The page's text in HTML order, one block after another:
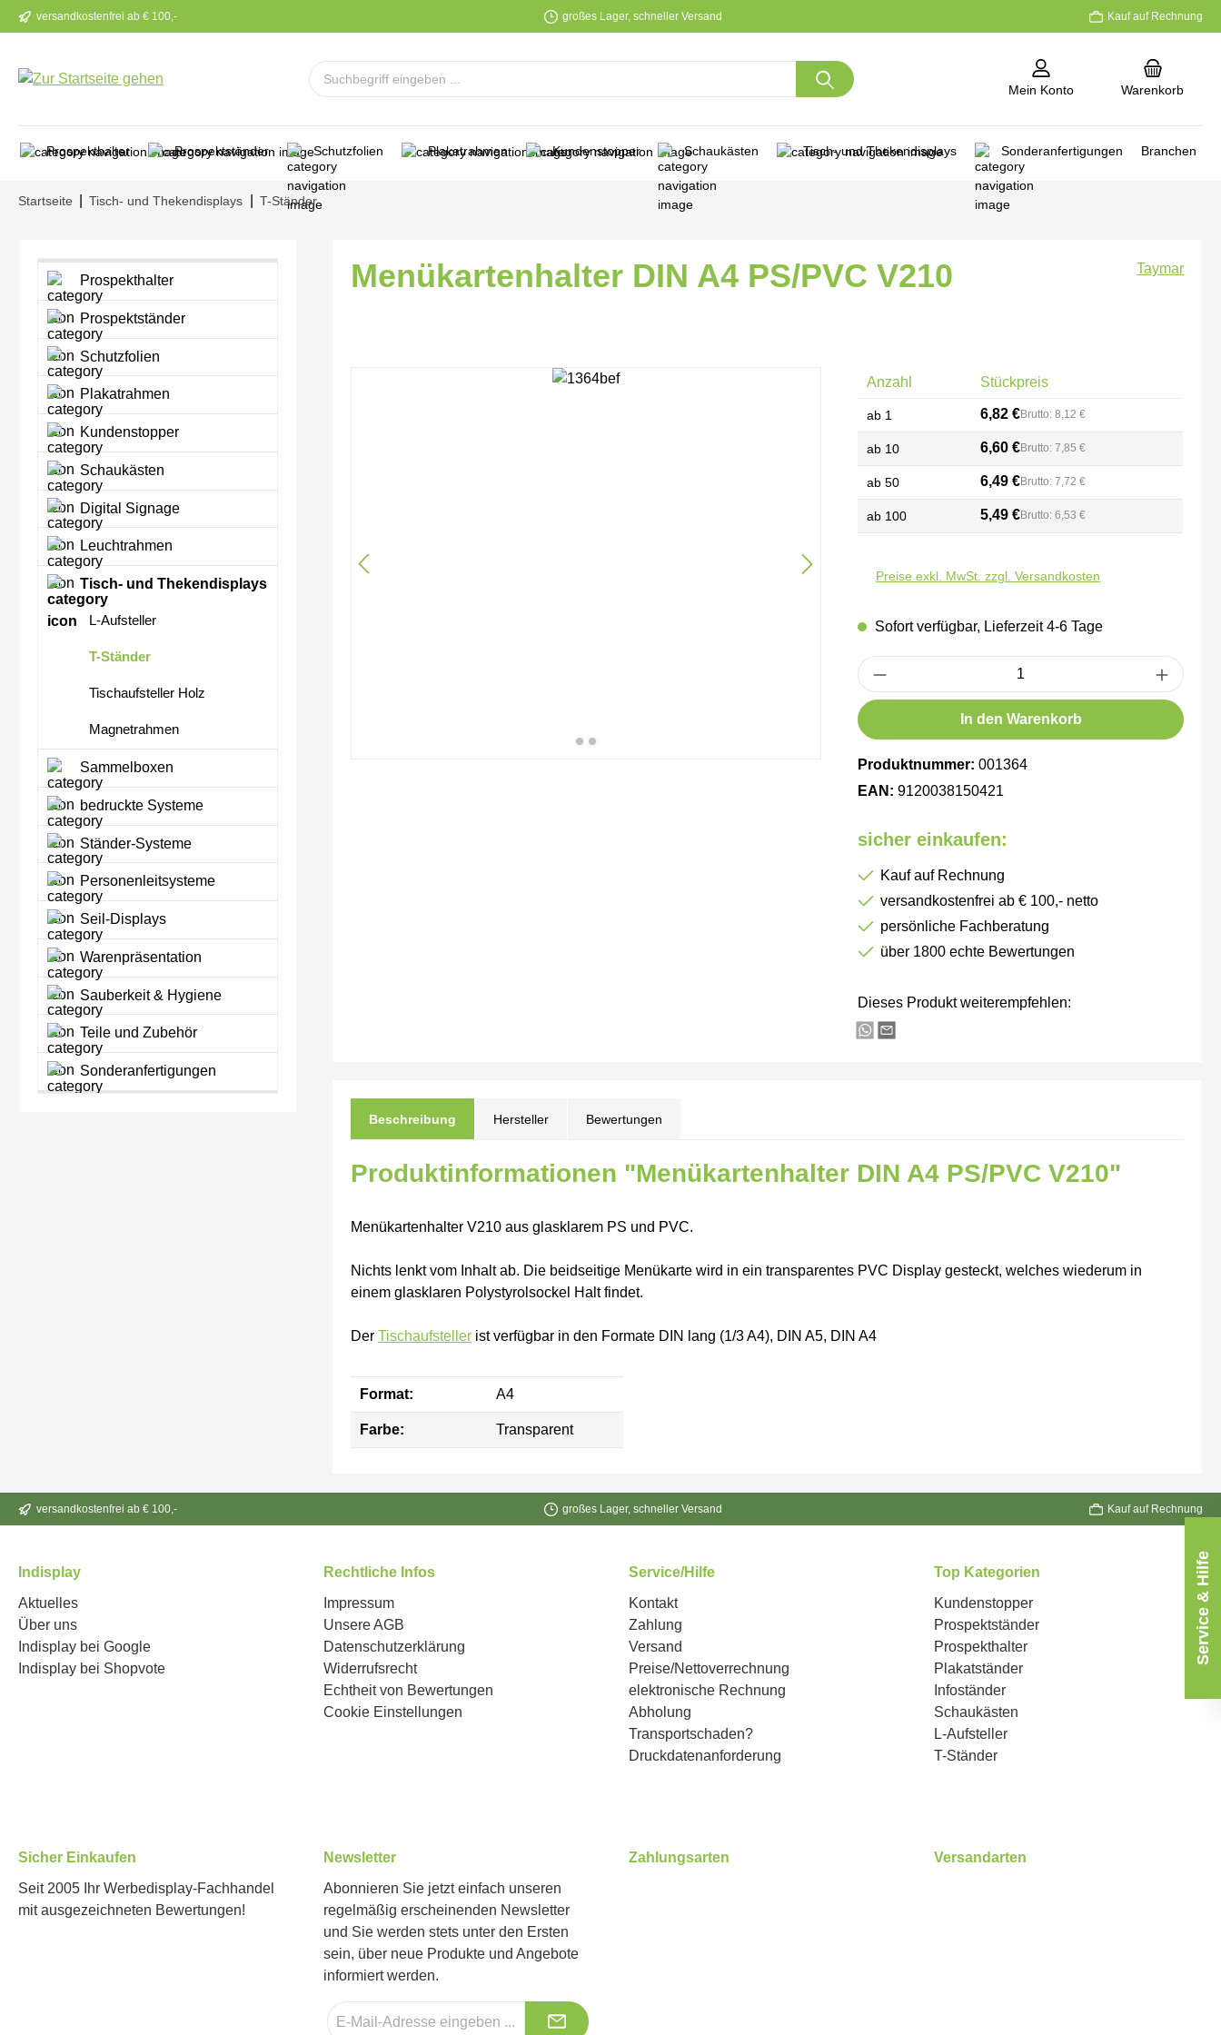
Hauptinhalt springen
Zur Suche springen
Zur Hauptnavigation springen
versandkostenfrei ab € 100,- großes Lager, schneller Versand Kauf auf Rechnung
Mein Konto Warenkorb
Prospekthalter Prospektständer Schutzfolien Plakatrahmen Kundenstopper Schaukästen Tisch- und Thekendisplays Sonderanfertigungen Branchen
Startseite Tisch- und Thekendisplays T-Ständer
Prospekthalter
Prospektständer
Schutzfolien
Plakatrahmen
Kundenstopper
Schaukästen
Digital Signage
Leuchtrahmen
Tisch- und Thekendisplays
L-Aufsteller
T-Ständer
Tischaufsteller Holz
Magnetrahmen
Sammelboxen
bedruckte Systeme
Ständer-Systeme
Personenleitsysteme
Seil-Displays
Warenpräsentation
Sauberkeit & Hygiene
Teile und Zubehör
Sonderanfertigungen
Menükartenhalter DIN A4 PS/PVC V210 Taymar
Anzahl Stückpreis
ab 1 6,82 €Brutto: 8,12 €
ab 10 6,60 €Brutto: 7,85 €
ab50 6,49 €Brutto: 7,72 €
ab 100 5,49 €Brutto: 6,53 €
Preise exkl. MwSt. zzgl. Versandkosten
Sofort verfügbar, Lieferzeit 4-6 Tage
Produkt Anzahl: Gib den gewünschten Wert ein oder benutze die
In den Warenkorb
Produktnummer:001364
EAN:9120038150421
sicher einkaufen:
Kauf auf Rechnung
versandkostenfrei ab € 100,- netto
persönliche Fachberatung
über 1800 echte Bewertungen
Dieses Produkt weiterempfehlen:
Beschreibung Hersteller Bewertungen
Produktinformationen "Menükartenhalter DIN A4 PS/PVC V210"
Menükartenhalter V210 aus glasklarem PS und PVC.
Nichts lenkt vom Inhalt ab. Die beidseitige Menükarte wird in ein transparentes PVC Display gesteckt, welches wiederum in
einem glasklaren Polystyrolsockel Halt findet.
Der Tischaufsteller ist verfügbar in den Formate DIN lang (1/3 A4), DIN A5, DIN A4
Format: A4
Farbe: Transparent
versandkostenfrei ab € 100,- großes Lager, schneller Versand Kauf auf Rechnung
Indisplay
Aktuelles
Über uns
Indisplay bei Google
Indisplay bei Shopvote
Rechtliche Infos
Impressum
Unsere AGB
Datenschutzerklärung
Widerrufsrecht
Echtheit von Bewertungen
Cookie Einstellungen
Service/Hilfe
Kontakt
Zahlung
Versand
Preise/Nettoverrechnung
elektronische Rechnung
Abholung
Transportschaden?
Druckdatenanforderung
Top Kategorien
Kundenstopper
Prospektständer
Prospekthalter
Plakatständer
Infoständer
Schaukästen
L-Aufsteller
T-Ständer
Sicher Einkaufen
Seit 2005 Ihr Werbedisplay-Fachhandel
mit ausgezeichneten Bewertungen!
Newsletter
Abonnieren Sie jetzt einfach unseren
regelmäßig erscheinenden Newsletter
und Sie werden stets unter den Ersten
sein, über neue Produkte und Angebote
informiert werden.
Mail-
Zahlungsarten Versandarten
Service & Hilfe